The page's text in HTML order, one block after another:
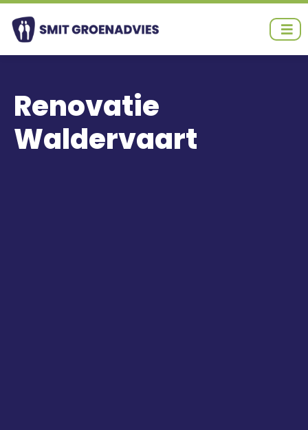
Ga
naar
inhoud
Renovatie
Waldervaart